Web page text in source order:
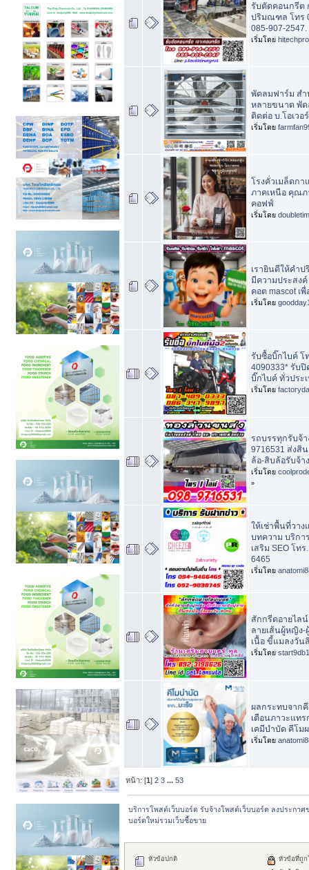
รับตัดคอนกรีต
ปริมณฑล โทร
085-907-2547.
เริ่มโดย
พัดลมฟาร์ม สำ
หลายขนาด พั
ติดต่อ บ.โอเวอ
เริ่มโดย
โรงคั่วเมล็ดก
ภาคเหนือ คุณ
คอฟฟ์
เริ่มโดย
เรายินดีให้คำ
มีความประสง
คอต mascot เ
เริ่มโดย
รับซื้อบิ๊กไบค์ โ
4090333* รับ
บิ๊กไบค์ ทั่วประ
เริ่มโดย
รถบรรทุกรับจ้า
9716531 ส่งสิ
ล้อ-สิบล้อรับจ้า
เริ่มโดย
»
ให้เช่าพื้นที่วาง
บทความ บริกา
เสริม SEO โทร
6465
เริ่มโดย
สักกรีดอายไล
ลายเส้นผู้หญิง-
เนื้อ ขี้แมลงวัน
เริ่มโดย start9db1
ผลกระทบจา
เตือนภาวะแท
เคมีบำบัด คีโม
เริ่มโดย
หน้า: [1]2 3 ...53
บริการโพสต์เว็บบอร์ด รับจ้างโพสต์เว็บบอร์ด ลงประกาศ
บอร์ดใหม่รวมเว็บซื้อขาย
หัวข้อปกติ
หัวข้อที่ถู